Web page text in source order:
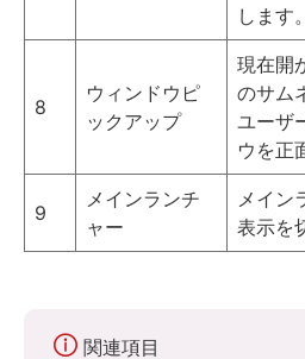
します。
8
ウィンドウピ
ックアップ
現在開
のサム
ユーザ
ウを正
9
メインランチ
ャー
メイン
表示を
関連項目